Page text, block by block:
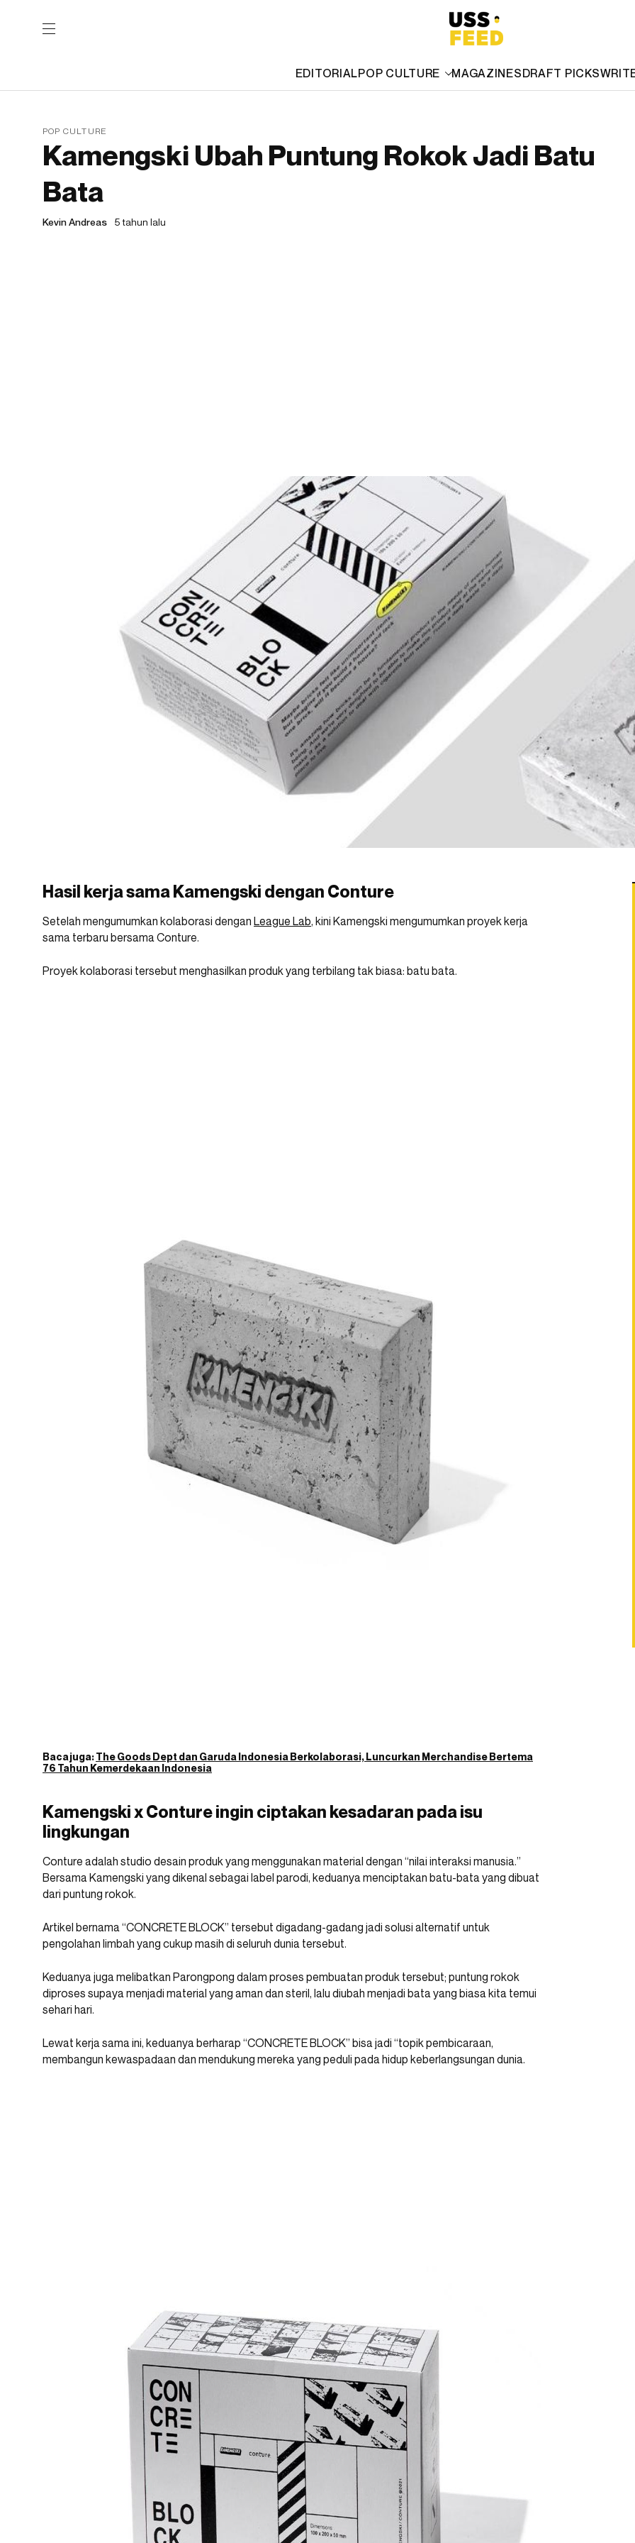
EDITORIALPOP CULTURE MAGAZINESDRAFT PICKS
POP CULTURE
Kamengski Ubah Puntung Rokok Jadi Batu
Bata
Kevin Andreas 5 tahun lalu
Hasil kerja sama Kamengski dengan Conture
Setelah mengumumkan kolaborasi dengan League Lab, kini Kamengski mengumumkan proyek kerja
sama terbaru bersama Conture.
Proyek kolaborasi tersebut menghasilkan produk yang terbilang tak biasa: batu bata.
Baca juga:The Goods Dept dan Garuda Indonesia Berkolaborasi, Luncurkan Merchandise Bertema
76 Tahun Kemerdekaan Indonesia
Kamengski x Conture ingin ciptakan kesadaran pada isu
lingkungan
Conture adalah studio desain produk yang menggunakan material dengan “nilai interaksi manusia.”
Bersama Kamengski yang dikenal sebagai label parodi, keduanya menciptakan batu-bata yang dibuat
dari puntung rokok.
Artikel bernama “CONCRETE BLOCK” tersebut digadang-gadang jadi solusi alternatif untuk
pengolahan limbah yang cukup masih di seluruh dunia tersebut.
Keduanya juga melibatkan Parongpong dalam proses pembuatan produk tersebut; puntung rokok
diproses supaya menjadi material yang aman dan steril, lalu diubah menjadi bata yang biasa kita temui
sehari hari.
Lewat kerja sama ini, keduanya berharap “CONCRETE BLOCK” bisa jadi “topik pembicaraan,
membangun kewaspadaan dan mendukung mereka yang peduli pada hidup keberlangsungan dunia.